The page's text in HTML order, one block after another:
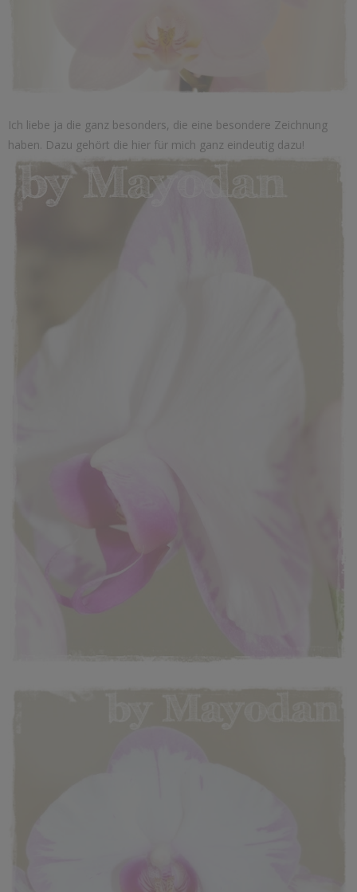
Ich liebe ja die ganz besonders, die eine besondere Zeichnung
haben. Dazu gehört die hier für mich ganz eindeutig dazu!